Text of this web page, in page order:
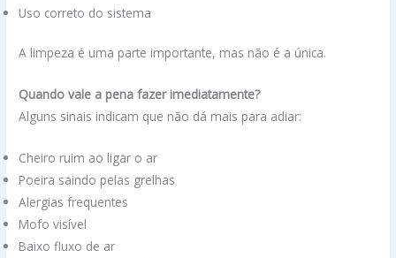
Uso correto do sistema
A limpeza é uma parte importante, mas não é a única.
Quando vale a pena fazer imediatamente?
Alguns sinais indicam que não dá mais para adiar:
Cheiro ruim ao ligar o ar
Poeira saindo pelas grelhas
Alergias frequentes
Mofo visível
Baixo fluxo de ar